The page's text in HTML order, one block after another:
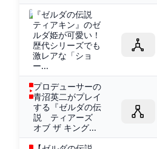
『ゼルダの伝説
ティアキン』のゼ
ルダ姫が可愛い！
歴代シリーズでも
激レアな「ショ
ー...
プロデューサーの
青沼英二がプレイ
する『ゼルダの伝
説 ティアーズ
オブ ザ キング...